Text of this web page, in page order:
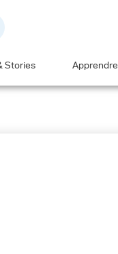
Stories Apprendre